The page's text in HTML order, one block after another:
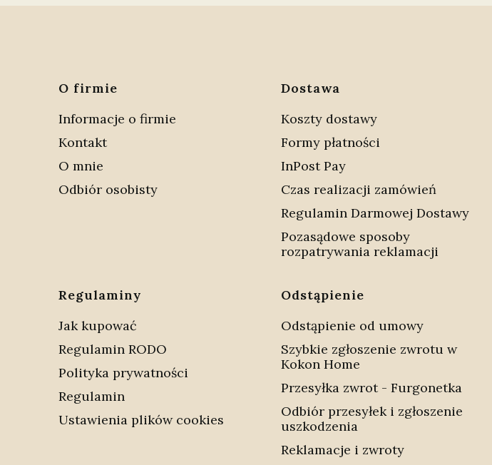
Linki w stopce
O firmie
Informacje o firmie
Kontakt
O mnie
Odbiór osobisty
Dostawa
Koszty dostawy
Formy płatności
InPost Pay
Czas realizacji zamówień
Regulamin Darmowej Dostawy
Pozasądowe sposoby
rozpatrywania reklamacji
Regulaminy
Jak kupować
Regulamin RODO
Polityka prywatności
Regulamin
Ustawienia plików cookies
Odstąpienie
Odstąpienie od umowy
Szybkie zgłoszenie zwrotu w
Kokon Home
Przesyłka zwrot - Furgonetka
Odbiór przesyłek i zgłoszenie
uszkodzenia
Reklamacje i zwroty